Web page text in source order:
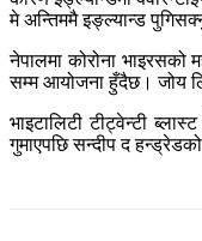
मे अन्तिममै इङ्ल्यान्ड
नेपालमा कोरोना भाइरसको
सम्म आयोजना हुँदैछ। जोय
भाइटालिटी टीट्वेन्टी
गुमाएपछि सन्दीप द